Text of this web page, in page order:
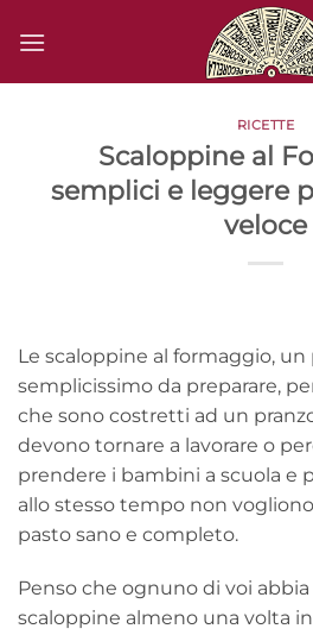
RICETTE
Scaloppine al
semplici e leggere
veloce
Le scaloppine al formaggio,
semplicissimo da preparare,
che sono costretti ad un
devono tornare a lavorare o
prendere i bambini a scuola e
allo stesso tempo non
pasto sano e completo.
Penso che ognuno di voi
scaloppine almeno una volta